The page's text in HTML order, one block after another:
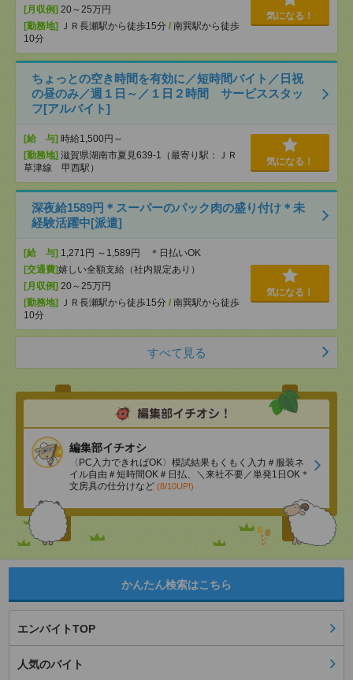
[月収例] 20～25万円
[勤務地]
ＪＲ長瀬駅から徒歩15分 / 南巽駅から徒歩
10分
気になる！
ちょっとの空き時間を有効に／短時間バイト／日祝
の昼のみ／週１日～／１日２時間 サービススタッ
フ[アルバイト]
[給 与] 時給1,500円～
[勤務地] 滋賀県湖南市夏見639-1（最寄り駅：ＪＲ
草津線 甲西駅）
気になる！
深夜給1589円＊スーパーのパック肉の盛り付け＊未
経験活躍中[派遣]
[給 与] 1,271円 ～1,589円 ＊日払いOK
[交通費]嬉しい全額支給（社内規定あり）
[月収例] 20～25万円
[勤務地]
ＪＲ長瀬駅から徒歩15分 / 南巽駅から徒歩
10分
気になる！
すべて見る
編集部イチオシ
〈PC入力できればOK〉模試結果もくもく入力＃服装ネ
イル自由＃短時間OK＃日払、＼来社不要／単発1日OK＊
文房具の仕分けなど (8/10UP!)
かんたん検索はこちら
エンバイトTOP
人気のバイト